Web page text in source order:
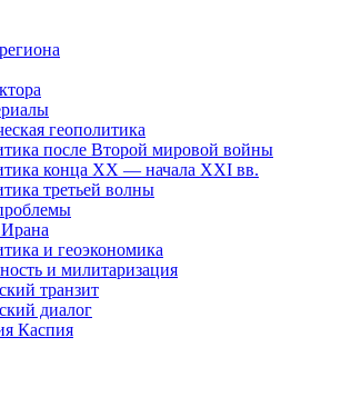
геополитика
после Второй мировой войны
конца XX — начала XXI вв.
третьей волны
и геоэкономика
и милитаризация
транзит
диалог
Каспия